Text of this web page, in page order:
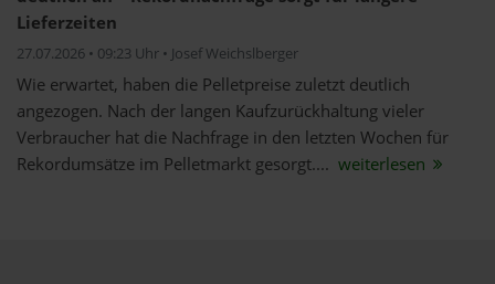
Lieferzeiten
27.07.2026 • 09:23 Uhr • Josef Weichslberger
Wie erwartet, haben die Pelletpreise zuletzt deutlich
angezogen. Nach der langen Kaufzurückhaltung vieler
Verbraucher hat die Nachfrage in den letzten Wochen für
Rekordumsätze im Pelletmarkt gesorgt.... weiterlesen